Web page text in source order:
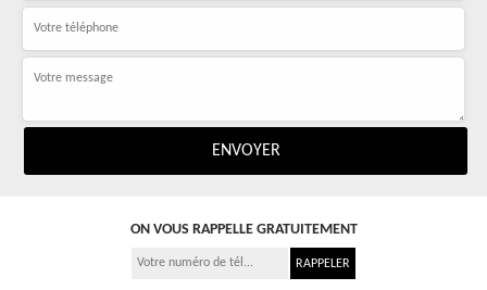
ON VOUS RAPPELLE GRATUITEMENT